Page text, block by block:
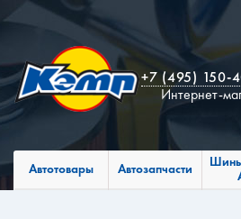
+7 (495) 150-
Интернет-
Автотовары Автозапчасти